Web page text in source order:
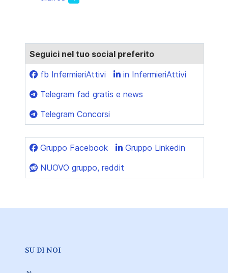
Seguici nel tuo social preferito
fb InfermieriAttivi
in InfermieriAttivi
Telegram fad gratis e news
Telegram Concorsi
Gruppo Facebook
Gruppo Linkedin
NUOVO gruppo, reddit
SU DI NOI